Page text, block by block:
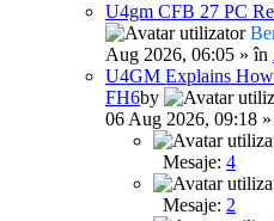
U4gm CFB 27 PC
Aug 2026, 06:05 » în
U4GM Explains
FH6by
06 Aug 2026, 09:18
Mesaje: 4
Mesaje: 2